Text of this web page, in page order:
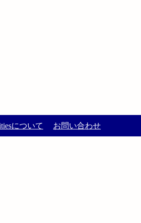
について お問い合わせ